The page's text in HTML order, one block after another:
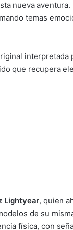
nueva
temas
interpretada
que recupera
Lightyear, quien
de su
física, con